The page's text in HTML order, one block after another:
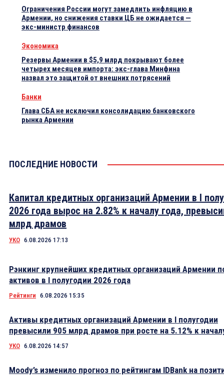
Ограничения России могут замедлить инфляцию в
Армении, но снижения ставки ЦБ не ожидается —
экс-министр финансов
Экономика
Резервы Армении в $5,9 млрд покрывают более
четырех месяцев импорта: экс-глава Минфина
назвал это защитой от внешних потрясений
Банки
Глава СБА не исключил консолидацию банковского
рынка Армении
ПОСЛЕДНИЕ НОВОСТИ
Капитал кредитных организаций Армении в I
2026 года вырос на 2.82% к началу года,
млрд драмов
УКО 6.08.2026 17:13
Рэнкинг крупнейших кредитных организаций Армении
активов в I полугодии 2026 года
Рейтинги 6.08.2026 15:35
Активы кредитных организаций Армении в I полугодии
превысили 905 млрд драмов при росте на 5.12% к
УКО 6.08.2026 14:57
Moody’s изменило прогноз по рейтингам IDBank на